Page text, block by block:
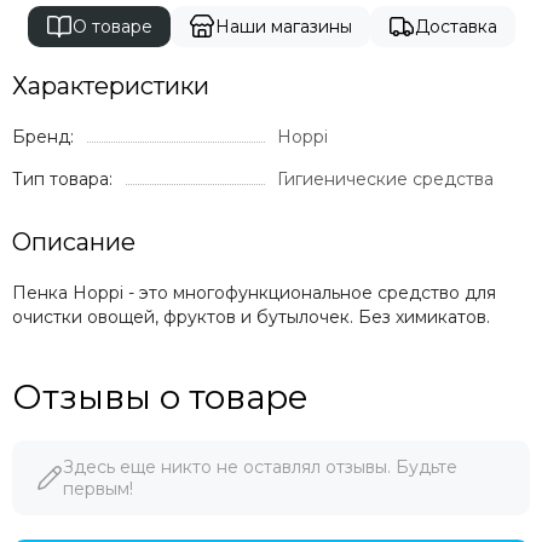
Milli
Mima
Mombella
Moon
Mustela
Nuna
Ok Baby
Organic Factory
Pali
Pigeon
Ramili
О товаре Наши магазины Доставка
Характеристики
Бренд:
Hoppi
Тип товара:
Гигиенические средства
Описание
Пенка Hoppi - это многофункциональное средство для
очистки овощей, фруктов и бутылочек. Без химикатов.
Отзывы о товаре
Здесь еще никто не оставлял отзывы. Будьте
первым!